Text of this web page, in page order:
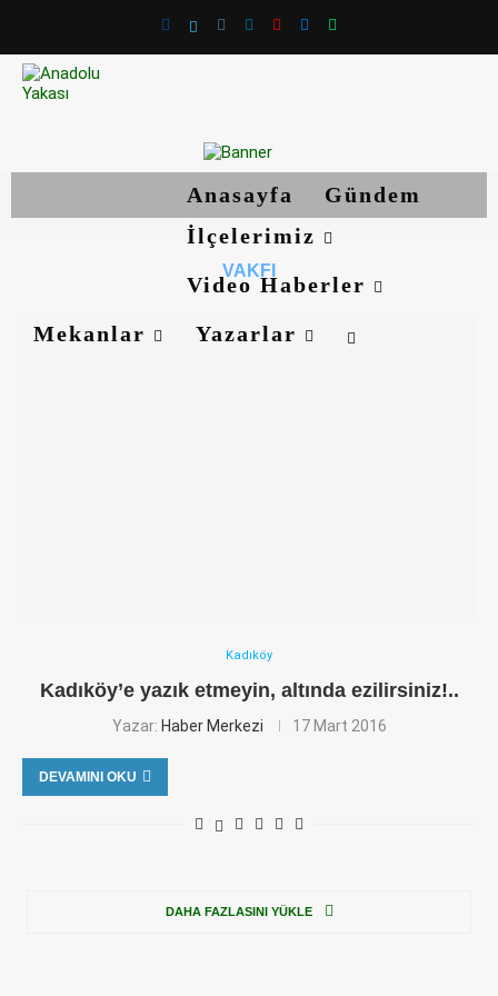
Anasayfa
Gündem
İlçelerimiz
Video Haberler
Mekanlar
Yazarlar
VAKFI
Kadıköy
Kadıköy’e yazık etmeyin, altında ezilirsiniz!..
Yazar: Haber Merkezi 17 Mart 2016
DEVAMINI OKU
DAHA FAZLASINI YÜKLE